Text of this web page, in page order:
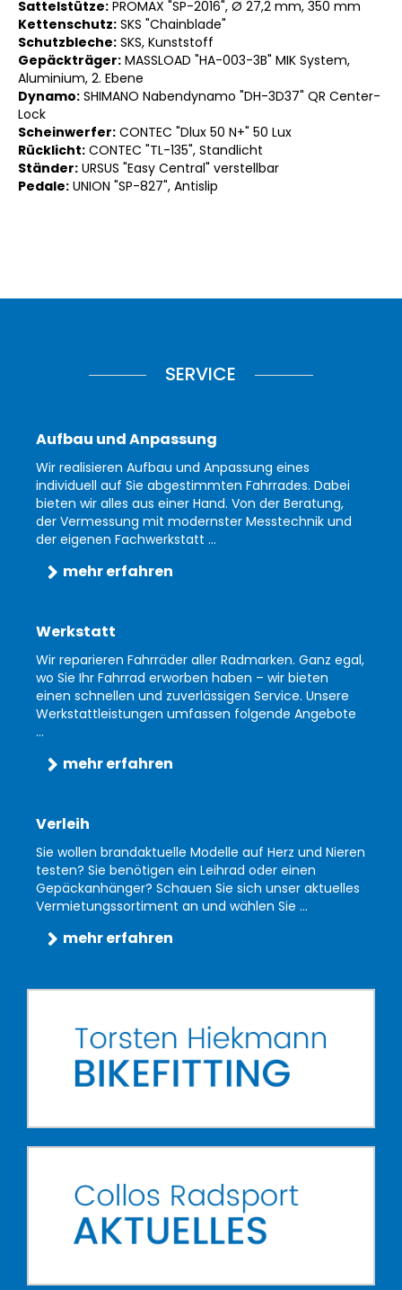
Sattelstütze: PROMAX "SP-2016", Ø 27,2 mm, 350 mm
Kettenschutz: SKS "Chainblade"
Schutzbleche: SKS, Kunststoff
Gepäckträger: MASSLOAD "HA-003-3B" MIK System,
Aluminium, 2. Ebene
Dynamo: SHIMANO Nabendynamo "DH-3D37" QR Center-
Lock
Scheinwerfer: CONTEC "Dlux 50 N+" 50 Lux
Rücklicht: CONTEC "TL-135", Standlicht
Ständer: URSUS "Easy Central" verstellbar
Pedale: UNION "SP-827", Antislip
SERVICE
Aufbau und Anpassung
Wir realisieren Aufbau und Anpassung eines
individuell auf Sie abgestimmten Fahrrades. Dabei
bieten wir alles aus einer Hand. Von der Beratung,
der Vermessung mit modernster Messtechnik und
der eigenen Fachwerkstatt ...
mehr erfahren
Werkstatt
Wir reparieren Fahrräder aller Radmarken. Ganz egal,
wo Sie Ihr Fahrrad erworben haben – wir bieten
einen schnellen und zuverlässigen Service. Unsere
Werkstattleistungen umfassen folgende Angebote
...
mehr erfahren
Verleih
Sie wollen brandaktuelle Modelle auf Herz und Nieren
testen? Sie benötigen ein Leihrad oder einen
Gepäckanhänger? Schauen Sie sich unser aktuelles
Vermietungssortiment an und wählen Sie ...
mehr erfahren